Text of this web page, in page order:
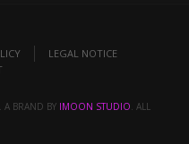
LEGAL NOTICE
BRAND BY IMOON STUDIO . ALL